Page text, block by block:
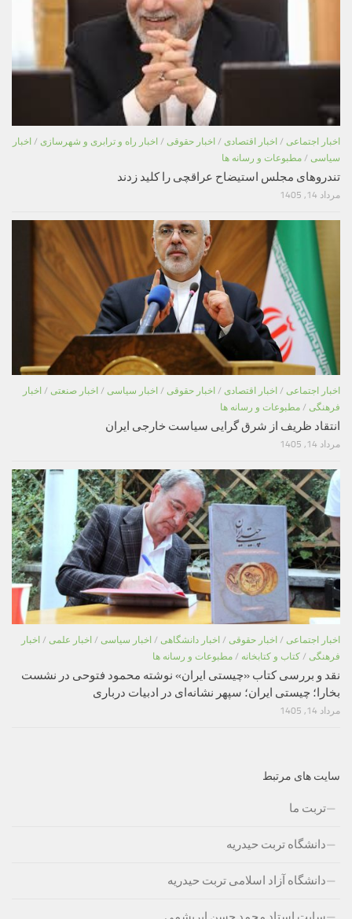
اخبار اجتماعی / اخبار اقتصادی / اخبار حقوقی / اخبار راه و ترابری و شهرسازی / اخبار
سیاسی / مطبوعات و رسانه ها
تندروهای مجلس استیضاح عراقچی را کلید زدند
مرداد 14, 1405
اخبار اجتماعی / اخبار اقتصادی / اخبار حقوقی / اخبار سیاسی / اخبار صنعتی / اخبار
فرهنگی / مطبوعات و رسانه ها
انتقاد ظریف از شرق گرایی سیاست خارجی ایران
مرداد 14, 1405
اخبار اجتماعی / اخبار حقوقی / اخبار دانشگاهی / اخبار سیاسی / اخبار علمی / اخبار
فرهنگی / کتاب و کتابخانه / مطبوعات و رسانه ها
نقد و بررسی کتاب «چیستی ایران» نوشته محمود فتوحی در نشست
بخارا؛ چیستی ایران؛ سپهر نشانه‌ای در ادبیات درباری
مرداد 14, 1405
سایت های مرتبط
تربت ما
دانشگاه تربت حیدریه
دانشگاه آزاد اسلامی تربت حیدریه